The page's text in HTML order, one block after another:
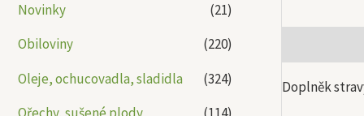
Novinky
(21)
Obiloviny
(220)
Oleje, ochucovadla, sladidla
(324)
Doplněk